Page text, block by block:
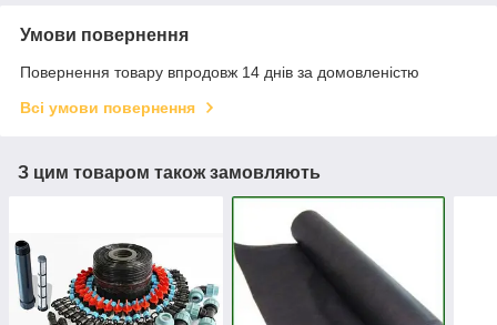
Умови повернення
Повернення товару впродовж 14 днів за домовленістю
Всі умови повернення
З цим товаром також замовляють